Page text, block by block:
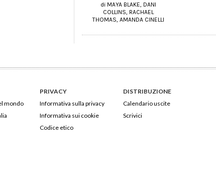
di MAYA BLAKE, DANI
COLLINS, RACHAEL
THOMAS, AMANDA CINELLI
mondo
PRIVACY
Informativa sulla privacy
Informativa sui cookie
Codice etico
DISTRIBUZIONE
Calendario uscite
Scrivici